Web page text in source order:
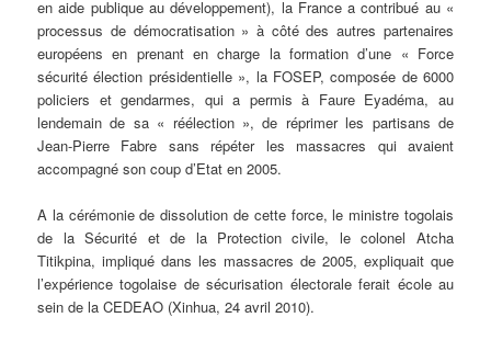
en aide publique au développement), la France a contribué au «
processus de démocratisation » à côté des autres partenaires
européens en prenant en charge la formation d’une « Force
sécurité élection présidentielle », la FOSEP, composée de 6000
policiers et gendarmes, qui a permis à Faure Eyadéma, au
lendemain de sa « réélection », de réprimer les partisans de
Jean-Pierre Fabre sans répéter les massacres qui avaient
accompagné son coup d’Etat en 2005.
A la cérémonie de dissolution de cette force, le ministre togolais
de la Sécurité et de la Protection civile, le colonel Atcha
Titikpina, impliqué dans les massacres de 2005, expliquait que
l’expérience togolaise de sécurisation électorale ferait école au
sein de la CEDEAO (Xinhua, 24 avril 2010).